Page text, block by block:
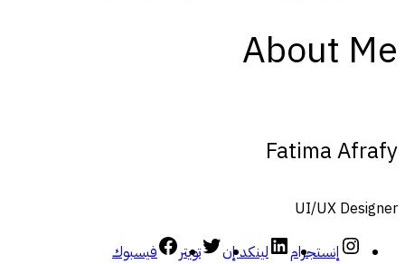
About Me
Fatima Afrafy
UI/UX Designer
إنستجرام
لينكد إن تويتر فيسبوك